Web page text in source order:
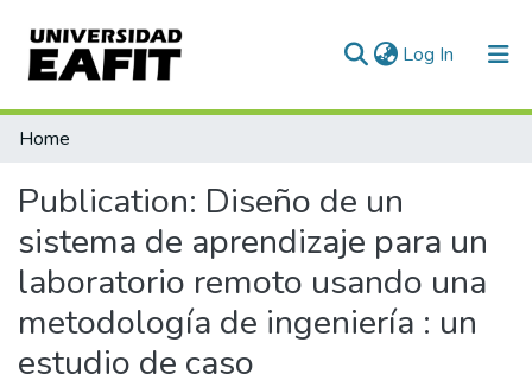
Log In (current)
Home
Publication: Diseño de un
sistema de aprendizaje para un
laboratorio remoto usando una
metodología de ingeniería : un
estudio de caso